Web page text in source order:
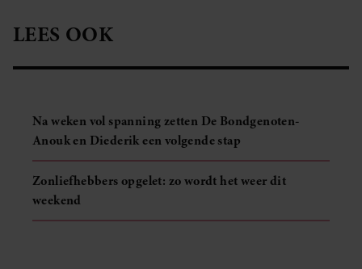
LEES OOK
Na weken vol spanning zetten De Bondgenoten-
Anouk en Diederik een volgende stap
Zonliefhebbers opgelet: zo wordt het weer dit
weekend